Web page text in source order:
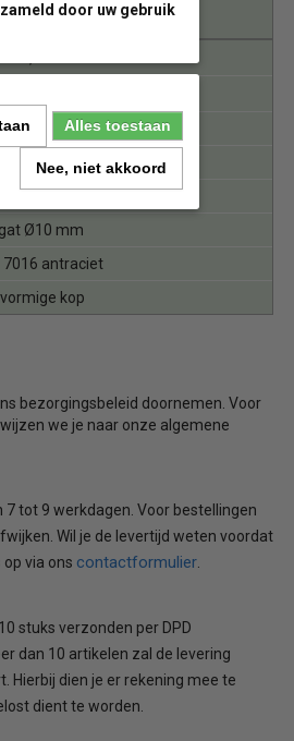
S235jr
verzinkt
Ø10 mm
7016 antraciet
kop
bezorgingsbeleid doornemen. Voor
we je naar onze algemene
tot 9 werkdagen. Voor bestellingen
Wil je de levertijd weten voordat
via ons contactformulier.
stuks verzonden per DPD
dan 10 artikelen zal de levering
Hierbij dien je er rekening mee te
dient te worden.
door uw gebruik
Alles toestaan
Nee, niet akkoord